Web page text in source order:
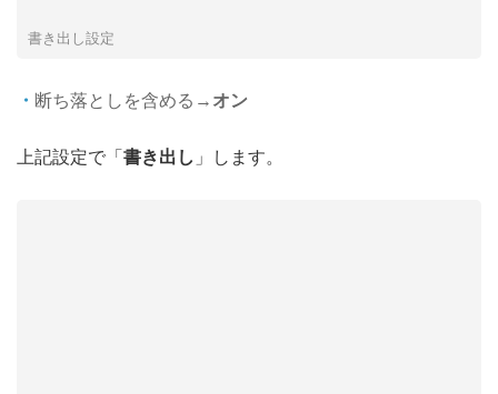
書き出し設定
断ち落としを含める→ オン
上記設定で「 書き出し 」します。